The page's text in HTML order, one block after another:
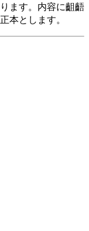
ます。内容に齟齬
本とします。